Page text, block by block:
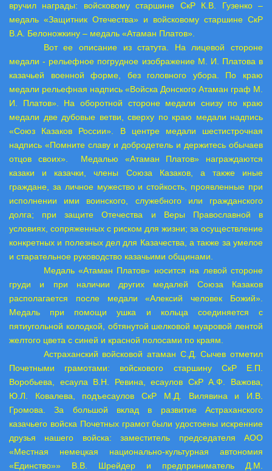
вручил награды: войсковому старшине СкР К.В. Гузенко –
медаль «Защитник Отечества» и войсковому старшине СкР
В.А. Белоножкину – медаль «Атаман Платов».
Вот ее описание из статута. На лицевой стороне
медали - рельефное погрудное изображение М. И. Платова в
казачьей военной форме, без головного убора. По краю
медали рельефная надпись «Войска Донского Атаман граф М.
И. Платов». На оборотной стороне медали снизу по краю
медали две дубовые ветви, сверху по краю медали надпись
«Союз Казаков России». В центре медали шестистрочная
надпись «Помните славу и добродетель и держитесь обычаев
отцов своих».
Медалью «Атаман Платов» награждаются
казаки и казачки, члены Союза Казаков, а также иные
граждане, за личное мужество и стойкость, проявленные при
исполнении ими воинского, служебного или гражданского
долга; при защите Отечества и Веры Православной в
условиях, сопряженных с риском для жизни; за осуществление
конкретных и полезных дел для Казачества, а также за умелое
и старательное руководство казачьими общинами.
Медаль «Атаман Платов» носится на левой стороне
груди и при наличии других медалей Союза Казаков
располагается после медали «Алексий человек Божий».
Медаль при помощи ушка и кольца соединяется с
пятиугольной колодкой, обтянутой шелковой муаровой лентой
желтого цвета с синей и красной полосами по краям.
Астраханский войсковой атаман С.Д. Сычев отметил
Почетными грамотами: войскового старшину СкР Е.П.
Воробьева, есаула В.Н. Ревина, есаулов СкР А.Ф. Важова,
Ю.Л. Ковалева, подъесаулов СкР М.Д. Вилявина и И.В.
Громова. За большой вклад в развитие Астраханского
казачьего войска Почетных грамот были удостоены искренние
друзья нашего войска: заместитель председателя АОО
«Местная немецкая национально-культурная автономия
«Единство»» В.В. Шрейдер и предприниматель Д.М.